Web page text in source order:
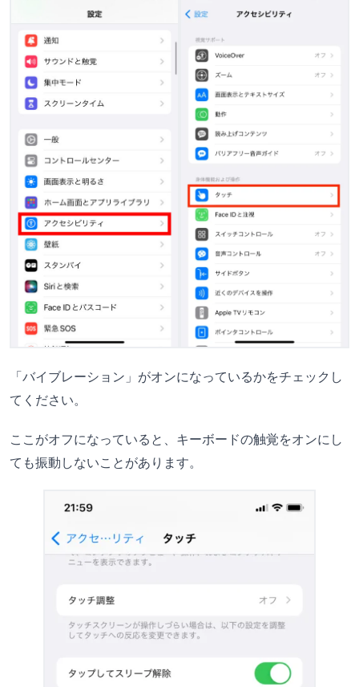
「バイブレーション」がオンになっているかをチェックし
てください。
ここがオフになっていると、キーボードの触覚をオンにし
ても振動しないことがあります。